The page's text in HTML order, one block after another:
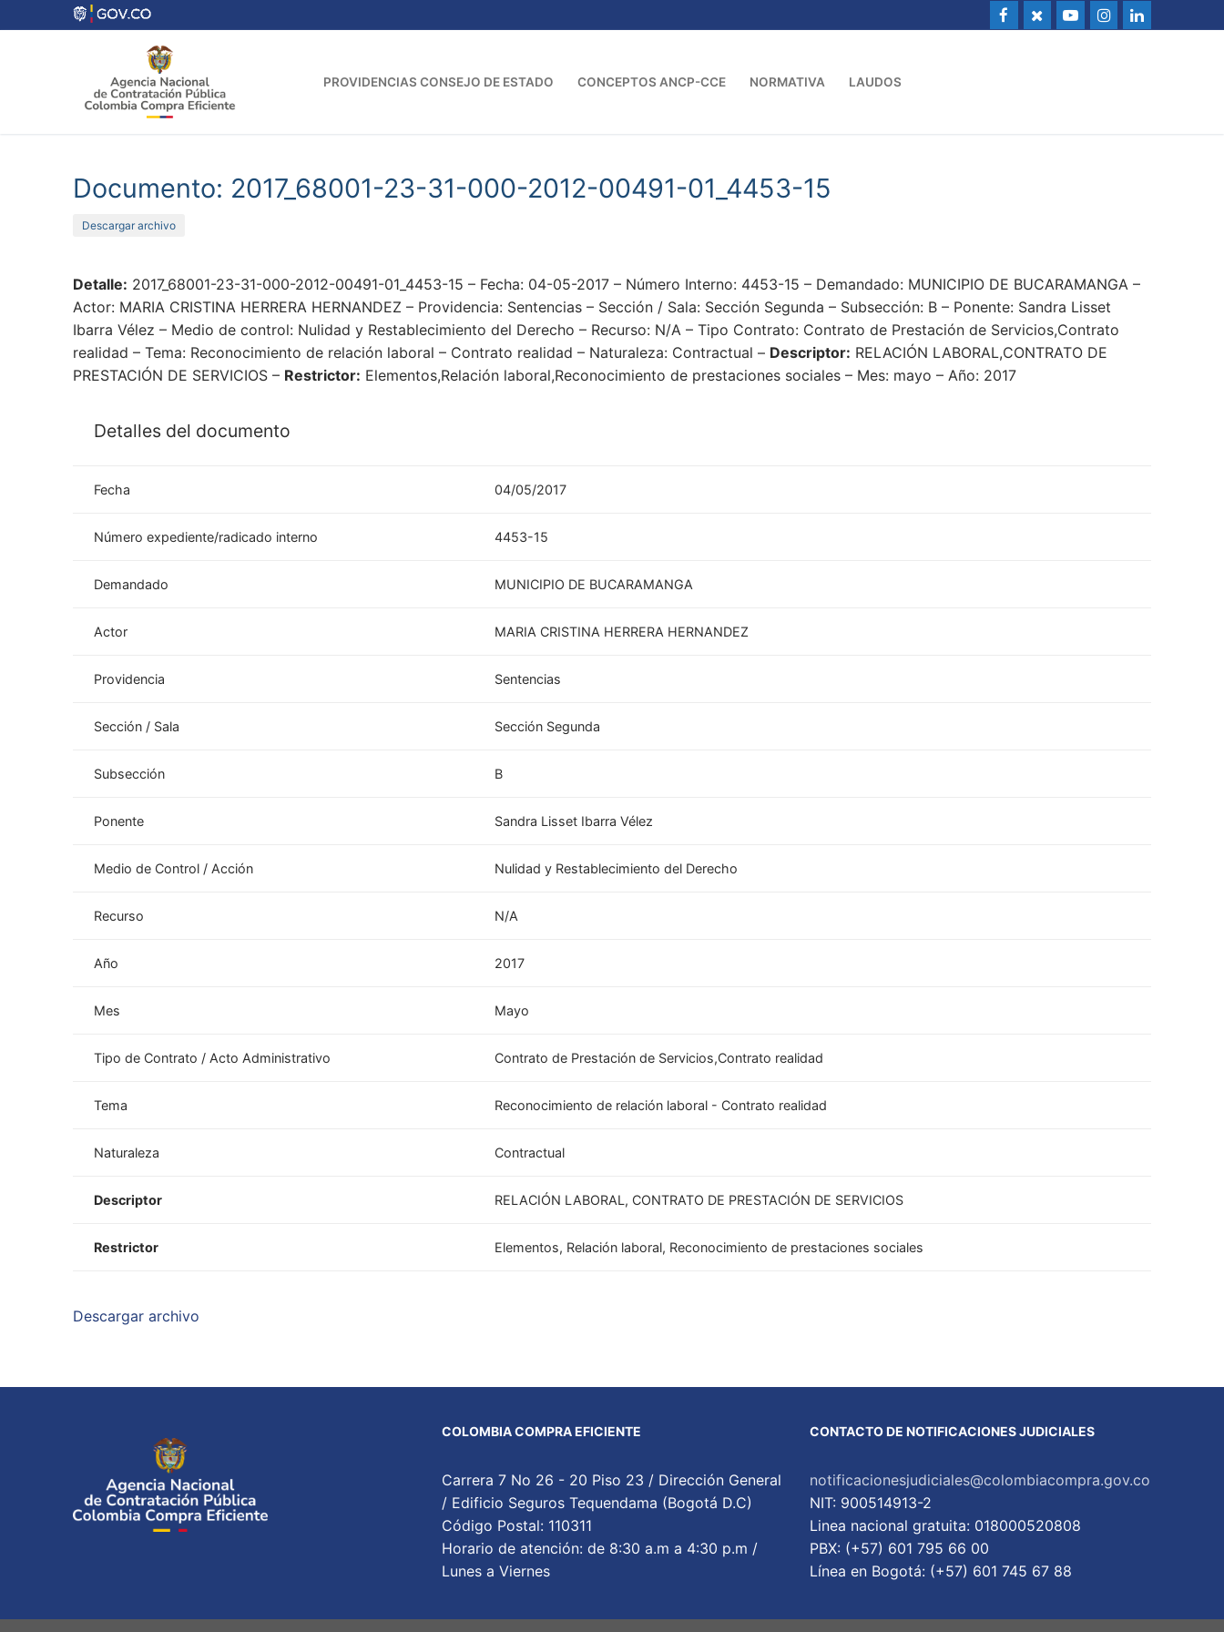
al
PROVIDENCIAS CONSEJO DE ESTADO CONCEPTOS ANCP-CCE NORMATIVA LAUDOS
Documento: 2017_68001-23-31-000-2012-00491-01_4453-15
Descargar archivo
Detalle: 2017_68001-23-31-000-2012-00491-01_4453-15 – Fecha: 04-05-2017 – Número Interno: 4453-15 – Demandado: MUNICIPIO DE BUCARAMANGA –
Actor: MARIA CRISTINA HERRERA HERNANDEZ – Providencia: Sentencias – Sección / Sala: Sección Segunda – Subsección: B – Ponente: Sandra Lisset
Ibarra Vélez – Medio de control: Nulidad y Restablecimiento del Derecho – Recurso: N/A – Tipo Contrato: Contrato de Prestación de Servicios,Contrato
realidad – Tema: Reconocimiento de relación laboral – Contrato realidad – Naturaleza: Contractual – Descriptor: RELACIÓN LABORAL,CONTRATO DE
PRESTACIÓN DE SERVICIOS – Restrictor: Elementos,Relación laboral,Reconocimiento de prestaciones sociales – Mes: mayo – Año: 2017
Detalles del documento
Fecha 04/05/2017
Número expediente/radicado interno 4453-15
Demandado MUNICIPIO DE BUCARAMANGA
Actor MARIA CRISTINA HERRERA HERNANDEZ
Providencia Sentencias
Sección / Sala Sección Segunda
Subsección B
Ponente Sandra Lisset Ibarra Vélez
Medio de Control / Acción Nulidad y Restablecimiento del Derecho
Recurso N/A
Año 2017
Mes Mayo
Tipo de Contrato / Acto Administrativo Contrato de Prestación de Servicios,Contrato realidad
Tema Reconocimiento de relación laboral - Contrato realidad
Naturaleza Contractual
Descriptor RELACIÓN LABORAL, CONTRATO DE PRESTACIÓN DE SERVICIOS
Restrictor Elementos, Relación laboral, Reconocimiento de prestaciones sociales
Descargar archivo
COLOMBIA COMPRA EFICIENTE
Carrera 7 No 26 - 20 Piso 23 / Dirección General
/ Edificio Seguros Tequendama (Bogotá D.C)
Código Postal: 110311
Horario de atención: de 8:30 a.m a 4:30 p.m /
Lunes a Viernes
CONTACTO DE NOTIFICACIONES JUDICIALES
notificacionesjudiciales@colombiacompra.gov.co
NIT: 900514913-2
Linea nacional gratuita: 018000520808
PBX: (+57) 601 795 66 00
Lí­nea en Bogotá: (+57) 601 745 67 88